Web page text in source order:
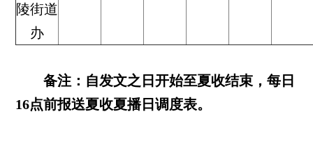
陵街道
办
备注：自发文之日开始至夏收结束，每日
16点前报送夏收夏播日调度表。